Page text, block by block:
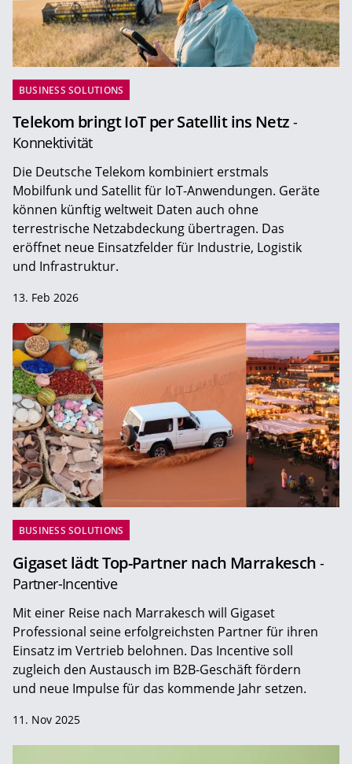
BUSINESS SOLUTIONS
Telekom bringt IoT per Satellit ins Netz -
Konnektivität
Die Deutsche Telekom kombiniert erstmals
Mobilfunk und Satellit für IoT-Anwendungen. Geräte
können künftig weltweit Daten auch ohne
terrestrische Netzabdeckung übertragen. Das
eröffnet neue Einsatzfelder für Industrie, Logistik
und Infrastruktur.
13. Feb 2026
BUSINESS SOLUTIONS
Gigaset lädt Top-Partner nach Marrakesch -
Partner-Incentive
Mit einer Reise nach Marrakesch will Gigaset
Professional seine erfolgreichsten Partner für ihren
Einsatz im Vertrieb belohnen. Das Incentive soll
zugleich den Austausch im B2B-Geschäft fördern
und neue Impulse für das kommende Jahr setzen.
11. Nov 2025